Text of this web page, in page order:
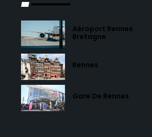
Aéroport Rennes
Bretagne
Rennes
Gare De Rennes